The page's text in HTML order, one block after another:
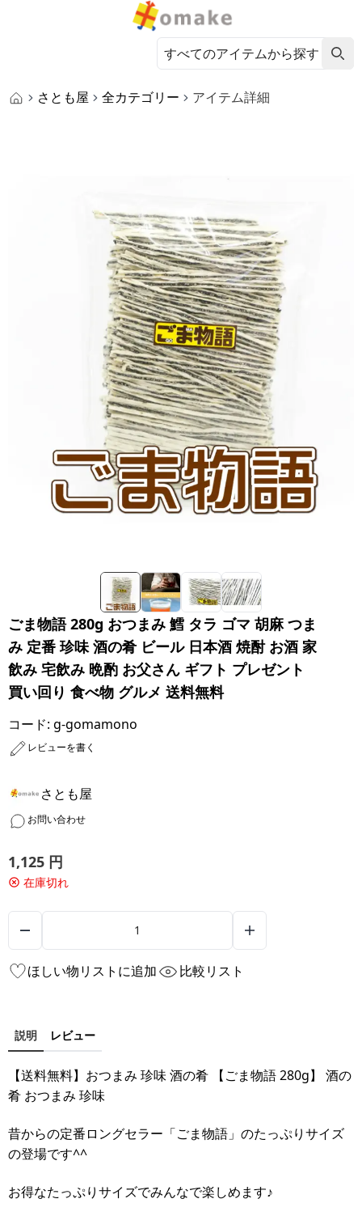
さとも屋 全カテゴリー アイテム詳細
ごま物語 280g おつまみ 鱈 タラ ゴマ 胡麻 つま
み 定番 珍味 酒の肴 ビール 日本酒 焼酎 お酒 家
飲み 宅飲み 晩酌 お父さん ギフト プレゼント
買い回り 食べ物 グルメ 送料無料
コード: g-gomamono
レビューを書く
さとも屋
お問い合わせ
1,125 円
在庫切れ
ほしい物リストに追加 比較リスト
説明 レビュー
【送料無料】おつまみ 珍味 酒の肴 【ごま物語 280g】 酒の
肴 おつまみ 珍味
昔からの定番ロングセラー「ごま物語」のたっぷりサイズ
の登場です^^
お得なたっぷりサイズでみんなで楽しめます♪